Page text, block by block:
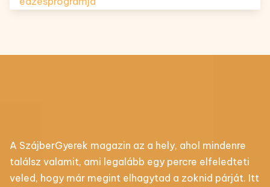
A SzájberGyerek magazin az a hely, ahol mindenre
találsz valamit, ami legalább egy percre elfeledteti
veled, hogy már megint elhagytad a zoknid párját. Itt